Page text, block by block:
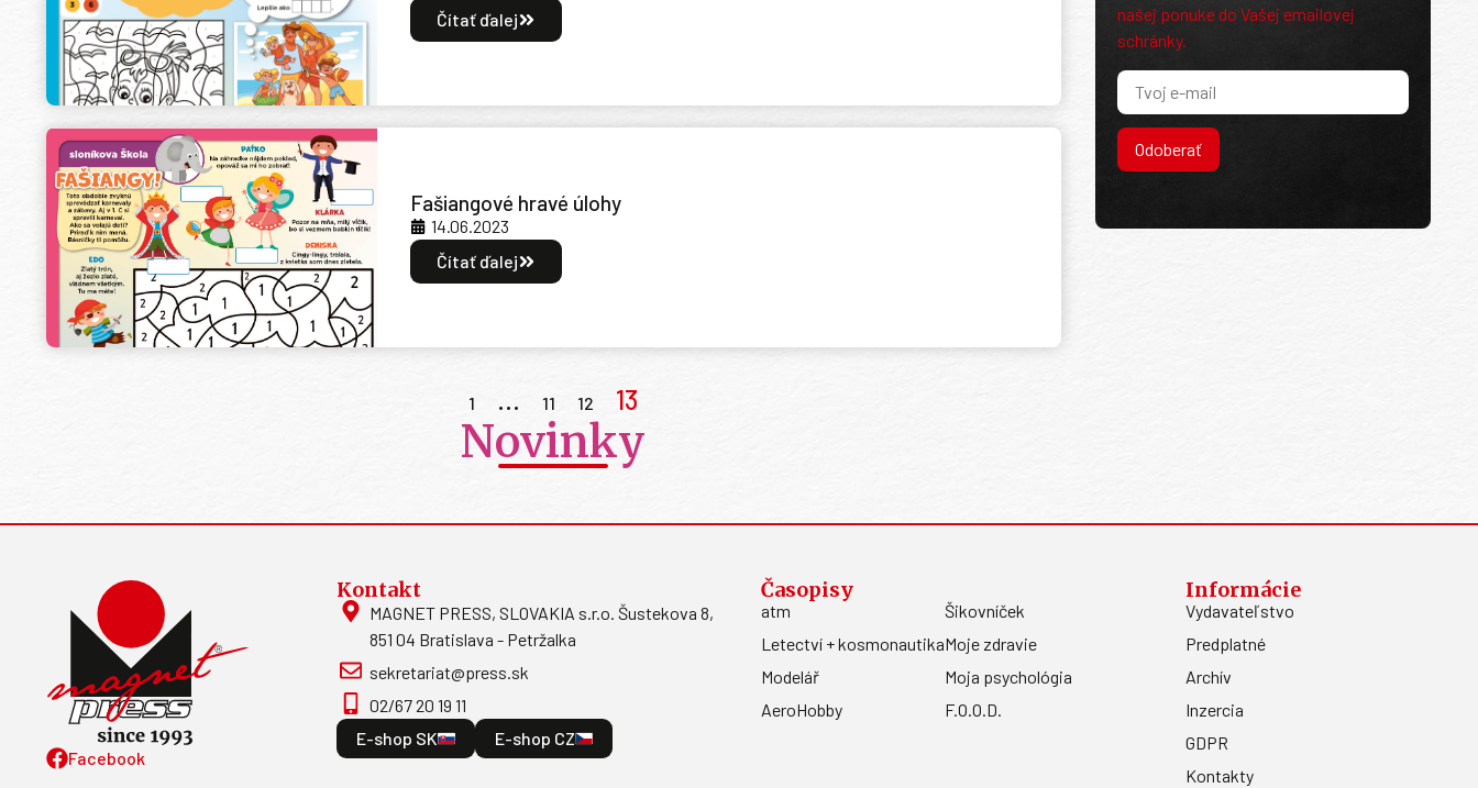
Čítať ďalej
Fašiangové hravé úlohy
14.06.2023
Čítať ďalej
1 … 11 12 13
Novinky
našej ponuke do Vašej emailovej
schránky.
Odoberať
Facebook
Kontakt
MAGNET PRESS, SLOVAKIA s.r.o. Šustekova 8,
851 04 Bratislava - Petržalka
sekretariat@press.sk
02/67 20 19 11
E-shop SK
E-shop CZ
Časopisy
atm
Letectví + kosmonautika
Modelář
AeroHobby
Šikovníček
Moje zdravie
Moja psychológia
F.O.O.D.
Informácie
Vydavateľstvo
Predplatné
Archív
Inzercia
GDPR
Kontakty